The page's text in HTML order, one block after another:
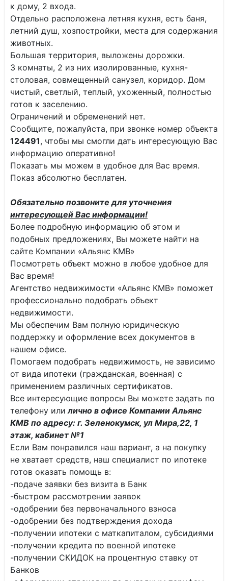
к дому, 2 входа.
Отдельно расположена летняя кухня, есть баня,
летний душ, хозпостройки, места для содержания
животных.
Большая территория, выложены дорожки.
3 комнаты, 2 из них изолированные, кухня-
столовая, совмещенный санузел, коридор. Дом
чистый, светлый, теплый, ухоженный, полностью
готов к заселению.
Ограничений и обременений нет.
Сообщите, пожалуйста, при звонке номер объекта
124491, чтобы мы смогли дать интересующую Вас
информацию оперативно!
Показать мы можем в удобное для Вас время.
Показ абсолютно бесплатен.
Обязательно позвоните для уточнения
интересующей Вас информации!
Более подробную информацию об этом и
подобных предложениях, Вы можете найти на
сайте Компании «Альянс КМВ»
Посмотреть объект можно в любое удобное для
Вас время!
Агентство недвижимости «Альянс КМВ» поможет
профессионально подобрать объект
недвижимости.
Мы обеспечим Вам полную юридическую
поддержку и оформление всех документов в
нашем офисе.
Помогаем подобрать недвижимость, не зависимо
от вида ипотеки (гражданская, военная) с
применением различных сертификатов.
Все интересующие вопросы Вы можете задать по
телефону или лично в офисе Компании Альянс
КМВ по адресу: г. Зеленокумск, ул Мира,22, 1
этаж, кабинет №1
Если Вам понравился наш вариант, а на покупку
не хватает средств, наш специалист по ипотеке
готов оказать помощь в:
-подаче заявки без визита в Банк
-быстром рассмотрении заявок
-одобрении без первоначального взноса
-одобрении без подтверждения дохода
-получении ипотеки с маткапиталом, субсидиями
-получении кредита по военной ипотеке
-получении СКИДОК на процентную ставку от
Банков